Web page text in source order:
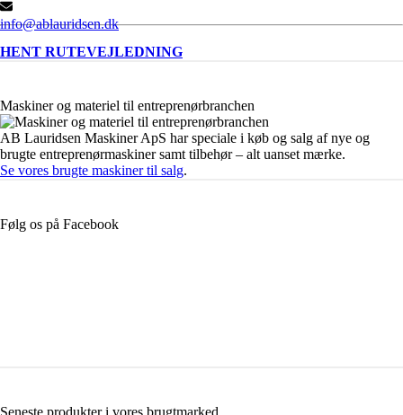
info@ablauridsen.dk
HENT RUTEVEJLEDNING
Maskiner og materiel til entreprenørbranchen
AB Lauridsen Maskiner ApS har speciale i køb og salg af nye og
brugte entreprenørmaskiner samt tilbehør – alt uanset mærke.
Se vores brugte maskiner til salg.
Følg os på Facebook
Seneste produkter i vores brugtmarked